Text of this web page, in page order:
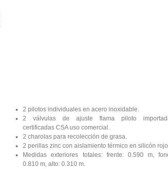
2 pilotos individuales en acero inoxidable.
2 válvulas de ajuste flama piloto
certificadas CSA uso comercial.
2 charolas para recolección de grasa.
2 perillas zinc con aislamiento térmico en silicón
Medidas exteriores totales: frente: 0.590 m,
0.810 m, alto: 0.310 m.